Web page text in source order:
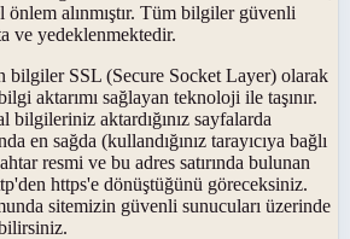
alınmıştır. Tüm bilgiler güvenli
ve yedeklenmektedir.
bilgiler SSL (Secure Socket Layer) olarak
aktarımı sağlayan teknoloji ile taşınır.
bilgileriniz aktardığınız sayfalarda
en sağda (kullandığınız tarayıcıya bağlı
resmi ve bu adres satırında bulunan
https'e dönüştüğünü göreceksiniz.
sitemizin güvenli sunucuları üzerinde